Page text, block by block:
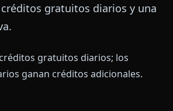
gratuitos diarios y una
gratuitos diarios; los
ganan créditos adicionales.